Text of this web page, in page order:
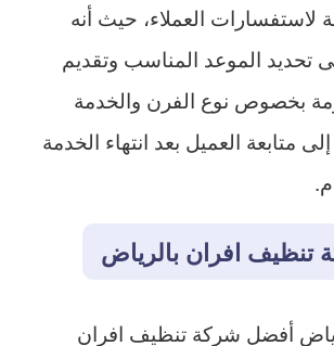
لاستفسارات العملاء، حيث أنه
تحديد الموعد المناسب وتقديم
بخصوص نوع الفرن والخدمة
متابعة العميل بعد انتهاء الخدمة
افران بالرياض
أفضل شركة تنظيف افران